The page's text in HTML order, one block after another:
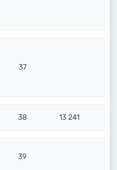
37
38 13 241
39